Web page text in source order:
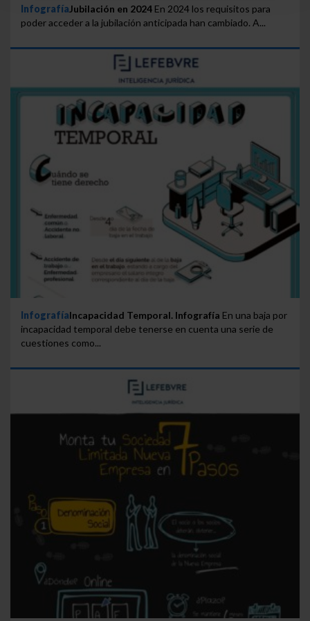
seleccionar solo aquellas que quieras permitir en tu
navegador. Si no seleccionas ninguna utilizaremos
Saber más acerca de las cookies
InfografíaJubilación en 2024 En 2024 los requisitos para
poder acceder a la jubilación anticipada han cambiado. A...
InfografíaIncapacidad Temporal. Infografía En una baja por
incapacidad temporal debe tenerse en cuenta una serie de
cuestiones como...